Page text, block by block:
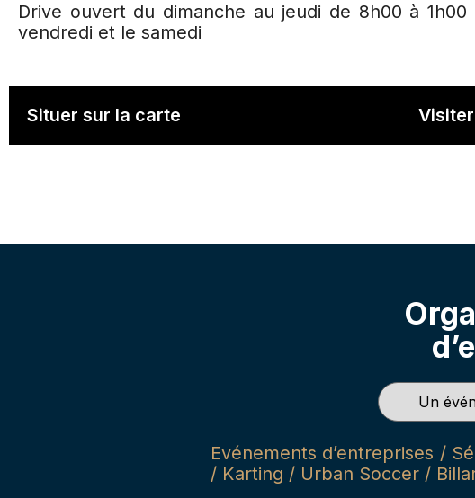
Drive ouvert du dimanche au jeudi de 8h00 à
vendredi et le samedi
Situer sur la carte
Evénements d’entreprises /
/ Karting / Urban Soccer /